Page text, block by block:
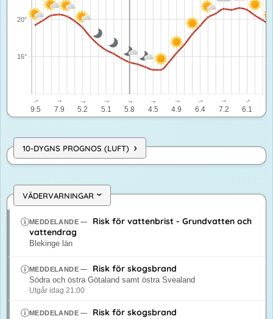
16°
20°
↓
9.5
↓
7.9
↓
5.2
↓
5.1
↓
5.8
↓
4.5
↓
4.9
↓
6.4
↓
7.2
↓
6.1
10-DYGNS PROGNOS (LUFT) ›
VÄDERVARNINGAR ›
MEDDELANDE —
Risk för vattenbrist - Grundvatten och
vattendrag
Blekinge län
MEDDELANDE — Risk för skogsbrand
Södra och östra Götaland samt östra Svealand
Utgår idag 21:00
MEDDELANDE — Risk för skogsbrand